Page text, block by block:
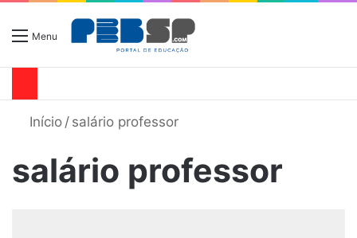
Menu
Início / salário professor
salário professor